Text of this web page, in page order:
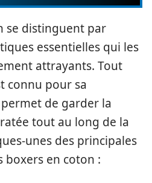
se distinguent par
essentielles qui les
attrayants. Tout
connu pour sa
de garder la
tout au long de la
unes des principales
boxers en coton :